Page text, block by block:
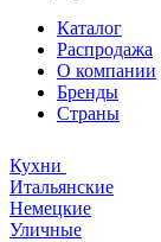
Каталог
Распродажа
О компании
Бренды
Страны
Кухни
Итальянские
Немецкие
Уличные